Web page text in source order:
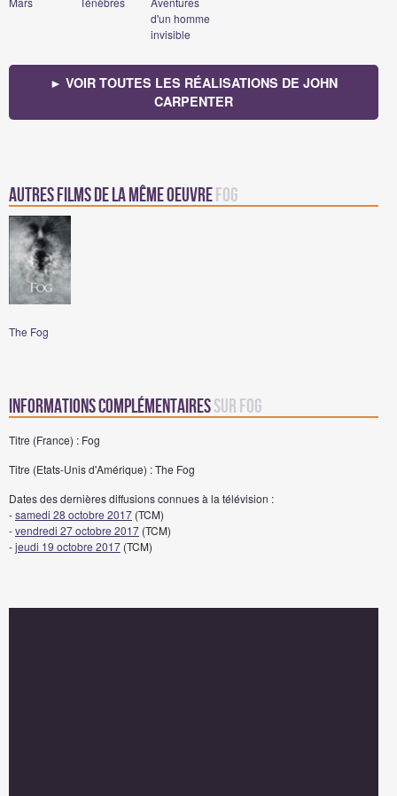
d'un homme
invisible
► VOIR TOUTES LES RÉALISATIONS DE JOHN
CARPENTER
Autres films de la même oeuvreFog
The Fog
Informations complémentairessur Fog
Titre (France) : Fog
Titre (Etats-Unis d'Amérique) : The Fog
Dates des dernières diffusions connues à la télévision :
-samedi 28 octobre 2017 (TCM)
-vendredi 27 octobre 2017 (TCM)
-jeudi 19 octobre 2017 (TCM)